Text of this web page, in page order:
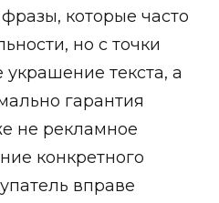
которые часто
но с точки
текста, а
гарантия
не рекламное
конкретного
вправе